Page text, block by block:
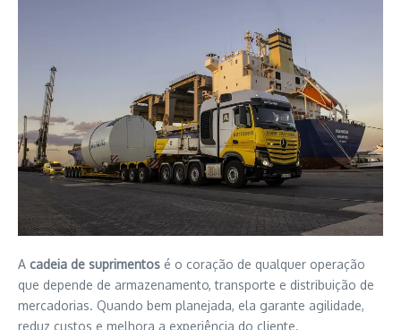
A cadeia de suprimentos é o coração de qualquer operação
que depende de armazenamento, transporte e distribuição de
mercadorias. Quando bem planejada, ela garante agilidade,
reduz custos e melhora a experiência do cliente.